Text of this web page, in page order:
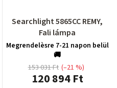
Searchlight 5865CC REMY,
Fali lámpa
Megrendelèsre 7-21 napon belül
🚚
120 894 Ft
153 031 Ft (–21 %)